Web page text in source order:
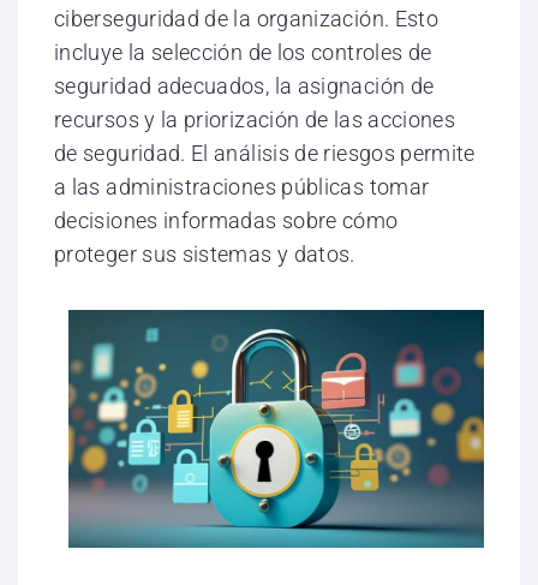
ciberseguridad de la organización. Esto
incluye la selección de los controles de
seguridad adecuados, la asignación de
recursos y la priorización de las acciones
de seguridad. El análisis de riesgos permite
a las administraciones públicas tomar
decisiones informadas sobre cómo
proteger sus sistemas y datos.